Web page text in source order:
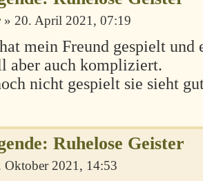
» 20. April 2021, 07:19
mein Freund gespielt und
aber auch kompliziert.
nicht gespielt sie sieht
Ruhelose Geister
Oktober 2021, 14:53